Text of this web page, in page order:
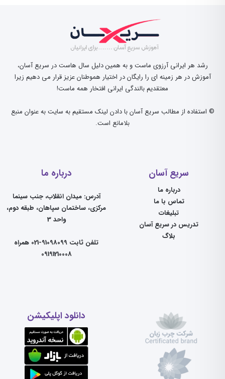
رشد هر ایرانی آرزوی ماست و به همین دلیل سال هاست در سریع آسان،
آموزش در هر زمینه ای را رایگان در اختیار هموطنان عزیز قرار می دهیم زیرا
معتقدیم بالندگی ایرانی افتخار همه ماست!
© استفاده از مطالب سریع آسان با دادن لینک مستقیم به سایت به عنوان منبع
بلامانع است.
سریع آسان
درباره ما
تماس با ما
تبلیغات
تدریس در سریع آسان
بلاگ
درباره ما
آدرس: میدان انقلاب، جنب سینما
مرکزی، ساختمان سپاهان، طبقه دوم،
واحد 3
تلفن ثابت 91098099-021 همراه
09191210008
دانلود اپلیکیشن